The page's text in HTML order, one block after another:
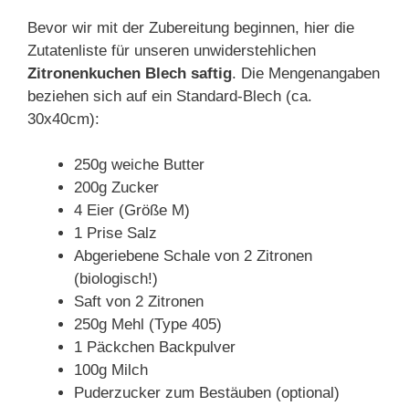
Bevor wir mit der Zubereitung beginnen, hier die
Zutatenliste für unseren unwiderstehlichen
Zitronenkuchen Blech saftig. Die Mengenangaben
beziehen sich auf ein Standard-Blech (ca.
30x40cm):
250g weiche Butter
200g Zucker
4 Eier (Größe M)
1 Prise Salz
Abgeriebene Schale von 2 Zitronen
(biologisch!)
Saft von 2 Zitronen
250g Mehl (Type 405)
1 Päckchen Backpulver
100g Milch
Puderzucker zum Bestäuben (optional)